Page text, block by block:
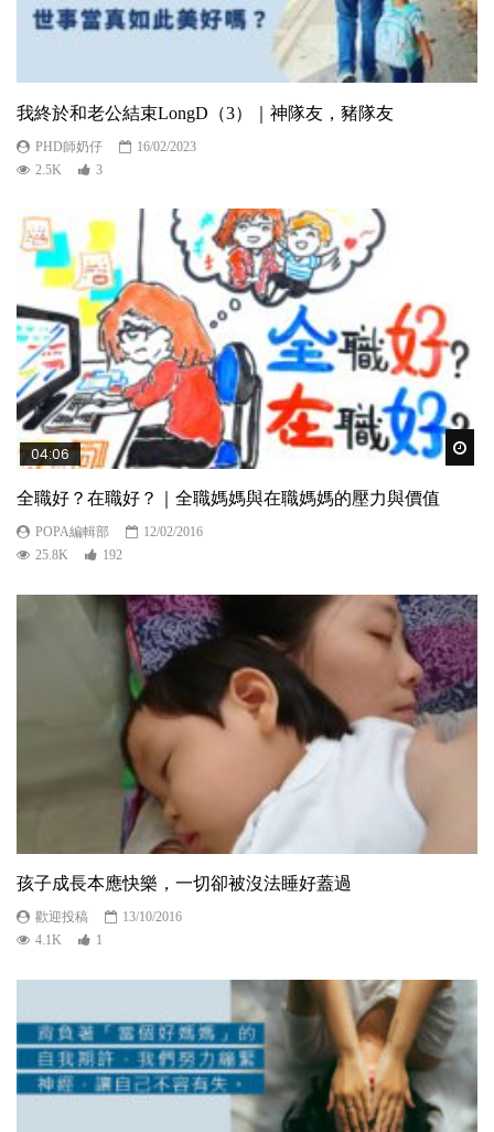
我終於和老公結束LongD（3）｜神隊友，豬隊友
PHD師奶仔
16/02/2023
2.5K
3
04:06
全職好？在職好？｜全職媽媽與在職媽媽的壓力與價值
POPA編輯部
12/02/2016
25.8K
192
孩子成長本應快樂，一切卻被沒法睡好蓋過
歡迎投稿
13/10/2016
4.1K
1